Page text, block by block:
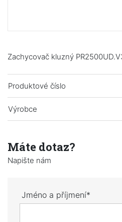
Zachycovač kluzný
Produktové číslo
Výrobce
Máte dotaz?
Napište nám
Jméno a příjmení*